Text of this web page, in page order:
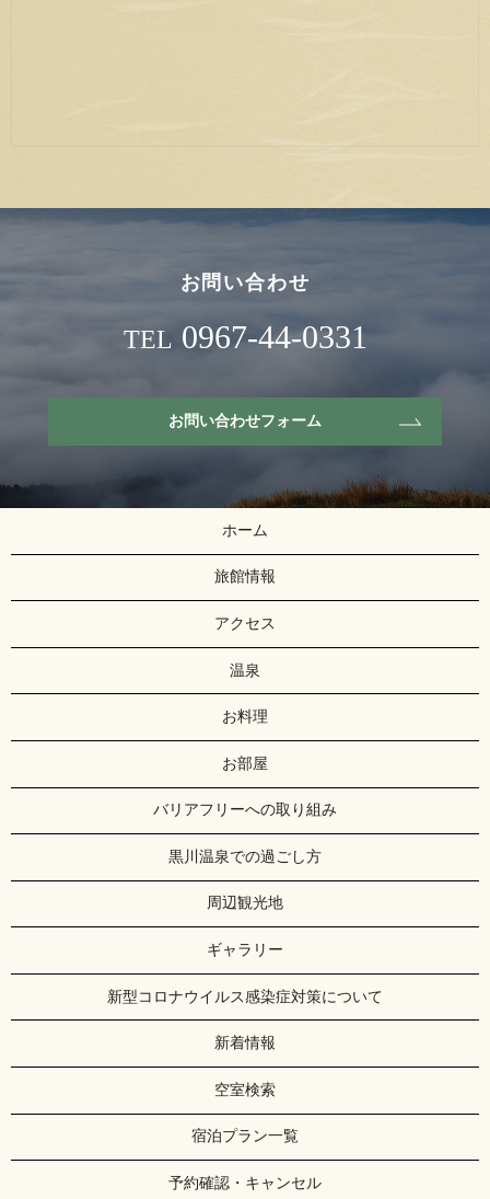
お問い合わせ
TEL 0967-44-0331
お問い合わせフォーム
ホーム
旅館情報
アクセス
温泉
お料理
お部屋
バリアフリーへの取り組み
黒川温泉での過ごし方
周辺観光地
ギャラリー
新型コロナウイルス感染症対策について
新着情報
空室検索
宿泊プラン一覧
予約確認・キャンセル